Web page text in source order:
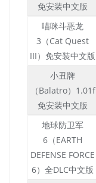
免安装中文版
喵咪斗恶龙
3（Cat Quest
III）免安装中文版
小丑牌
（Balatro）1.01f
免安装中文版
地球防卫军
6（EARTH
DEFENSE FORCE
6）全DLC中文版